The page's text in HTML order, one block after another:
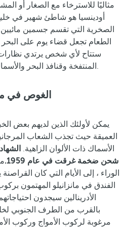
مثاليًا للاسترخاء مع الصغار أو
أودينسيا هو شاطئ شهير في
الصخرية التي تقسم جسمين
الطعام تجعل قضاء يوم على البحر
ستتاح لأي شخص يرتدي
المنتفخة وقنافذ البحر والأسماك الملائكية من على سطح الماء.
الغوص في
يمكن لأولئك الذين لديهم بعض
العميقة حيث تجذب الشعاب
الأسماك ذات الألوان الزاهية.
شحن ضخمة غرقت في عام 1959.
الوراء ، إلى الأيام التي كان
الفندق في مانزانيلو المهتمون
الأدرينالين سيجدون
مرغوبة لركوب الأمواج وركوب